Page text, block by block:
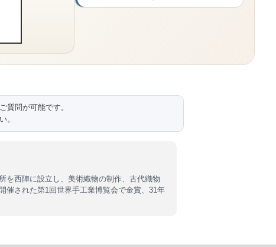
質問が可能です。
。
を西陣に設立し、美術織物の制作、古代織物
催された第1回世界手工業博覧会で金賞、31年